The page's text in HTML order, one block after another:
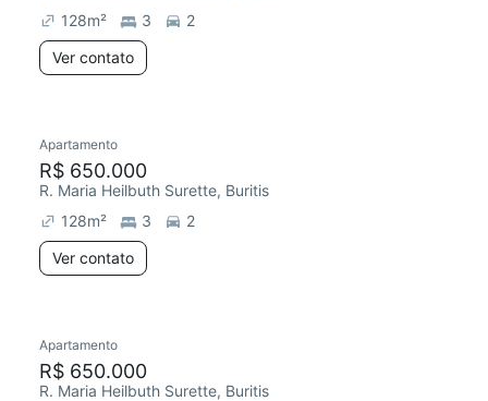
128m² 3
2
Ver contato
Apartamento
R$ 650.000
R. Maria Heilbuth Surette, Buritis
128m² 3
2
Ver contato
Apartamento
R$ 650.000
R. Maria Heilbuth Surette, Buritis